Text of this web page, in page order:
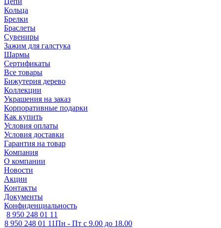
Кольца
Брелки
Браслеты
Сувениры
Зажим для галстука
Шармы
Сертификаты
Все товары
Бижутерия дерево
Коллекции
Украшения на заказ
Корпоративные подарки
Как купить
Условия оплаты
Условия доставки
Гарантия на товар
Компания
О компании
Новости
Акции
Контакты
Документы
Конфиденциальность
8 950 248 01 11
8 950 248 01 11Пн - Пт с 9.00 до 18.00